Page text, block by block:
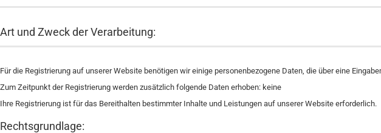
Art und Zweck der Verarbeitung:
Für die Registrierung auf unserer Website benötigen wir einige personenbezogene Daten, die über eine
Zum Zeitpunkt der Registrierung werden zusätzlich folgende Daten erhoben: keine
Ihre Registrierung ist für das Bereithalten bestimmter Inhalte und Leistungen auf unserer Website erforderlich.
Rechtsgrundlage: